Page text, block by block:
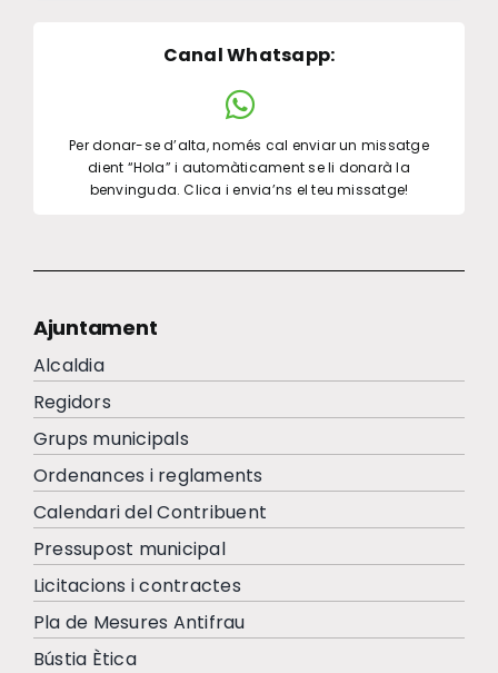
Canal Whatsapp:
Per donar-se d’alta, només cal enviar un missatge
dient “Hola” i automàticament se li donarà la
benvinguda. Clica i envia’ns el teu missatge!
Ajuntament
Alcaldia
Regidors
Grups municipals
Ordenances i reglaments
Calendari del Contribuent
Pressupost municipal
Licitacions i contractes
Pla de Mesures Antifrau
Bústia Ètica